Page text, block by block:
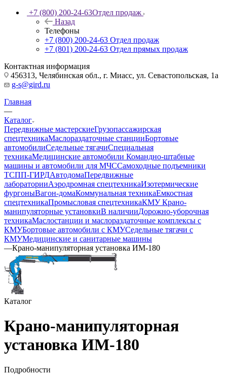
+7 (800) 200-24-63Отдел продаж
Назад
Телефоны
+7 (800) 200-24-63 Отдел продаж
+7 (801) 200-24-63 Отдел прямых продаж
Контактная информация
456313, Челябинская обл., г. Миасс, ул. Севастопольская, 1а
g-s@gird.ru
Главная
—
Каталог
Передвижные мастерскиеГрузопассажирская
спецтехникаМаслораздаточные станцииБортовые
автомобилиСедельные тягачиСпециальная
техникаМедицинские автомобили Командно-штабные
машины и автомобили для МЧССамоходные подъемники
ТСПП-ГИРДАвтодомаПередвижные
лабораторииАэродромная спецтехникаИзотермические
фургоныВагон-домаКоммунальная техникаЕмкостная
спецтехникаПромысловая спецтехникаКМУ Крано-
манипуляторные установкиВ наличииДорожно-уборочная
техникаМаслостанции и маслораздаточные комплексы с
КМУБортовые автомобили с КМУСедельные тягачи с
КМУМедицинские и санитарные машины
—Крано-манипуляторная установка ИМ-180
Каталог
Крано-манипуляторная
установка ИМ-180
Подробности